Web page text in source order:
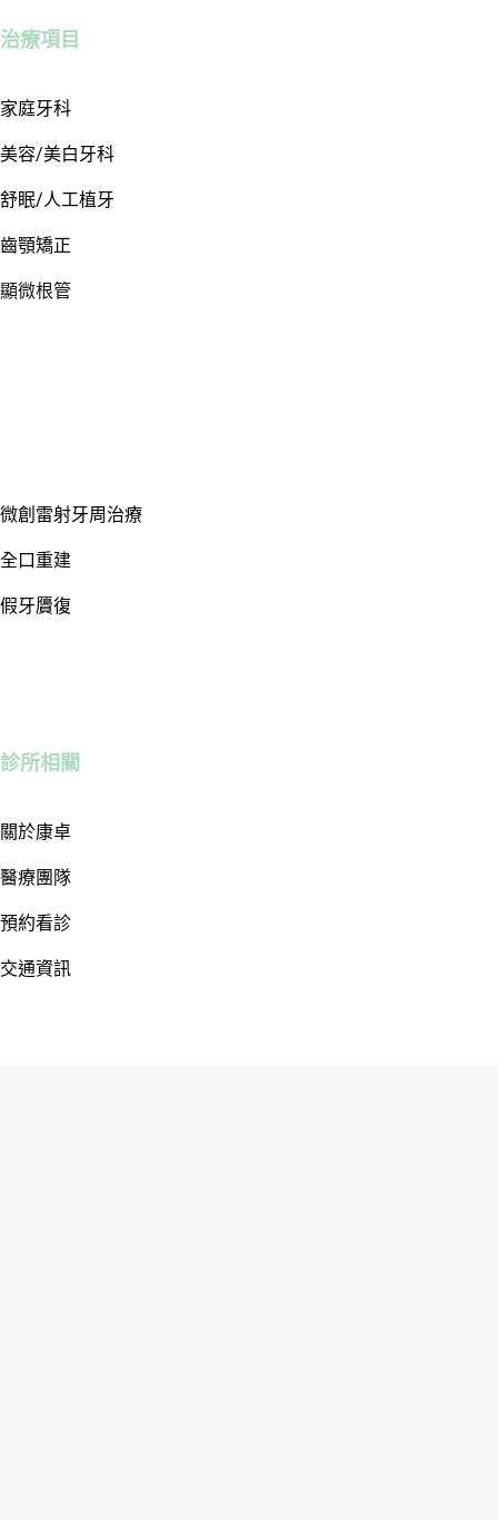
治療項目
家庭牙科
美容/美白牙科
舒眠/人工植牙
齒顎矯正
顯微根管
微創雷射牙周治療
全口重建
假牙贗復
診所相關
關於康卓
醫療團隊
預約看診
交通資訊